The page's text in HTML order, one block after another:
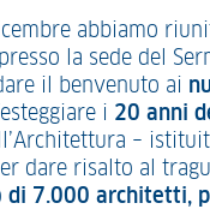
abbiamo
la sede del
il benvenuto ai
i 20 anni
–
dare risalto al
di 7.000 architetti,